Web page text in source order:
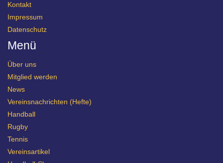
Kontakt
Impressum
Datenschutz
Menü
Über uns
Mitglied werden
News
Vereinsnachrichten (Hefte)
Handball
Rugby
Tennis
Vereinsartikel